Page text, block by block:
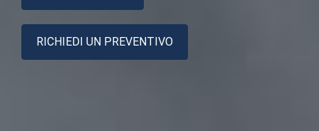
RICHIEDI UN PREVENTIVO